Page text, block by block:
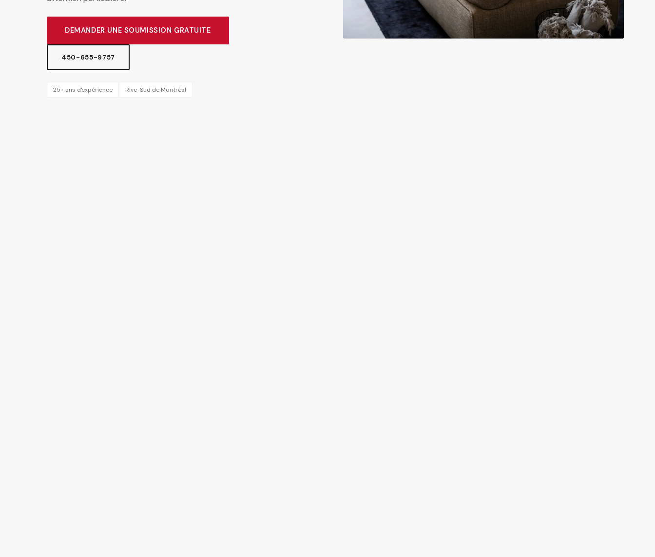
DEMANDER UNE SOUMISSION GRATUITE
450-655-9757
25+ ans d'expérience Rive-Sud de Montréal